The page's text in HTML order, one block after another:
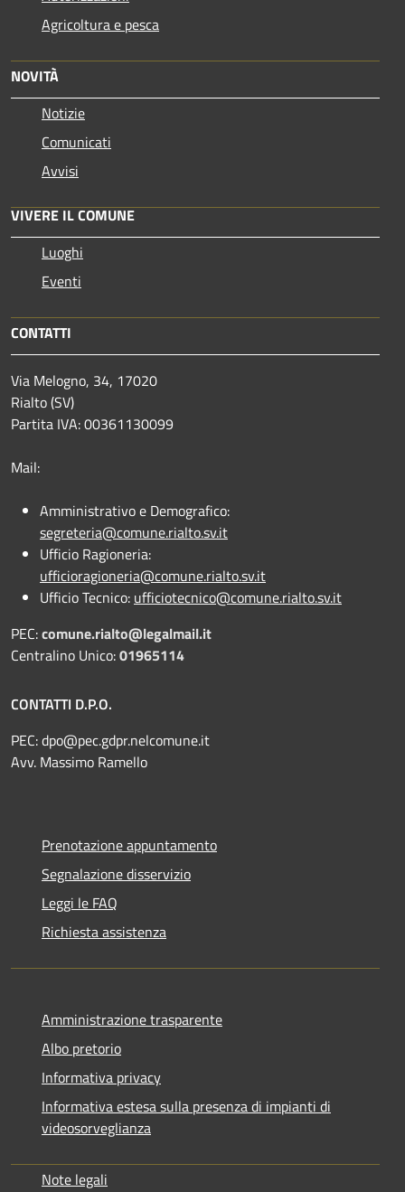
Agricoltura e pesca
NOVITÀ
Notizie
Comunicati
Avvisi
VIVERE IL COMUNE
Luoghi
Eventi
CONTATTI
Via Melogno, 34, 17020
Rialto (SV)
Partita IVA: 00361130099
Mail:
Amministrativo e Demografico:
segreteria@comune.rialto.sv.it
Ufficio Ragioneria:
ufficioragioneria@comune.rialto.sv.it
Ufficio Tecnico: ufficiotecnico@comune.rialto.sv.it
PEC:comune.rialto@legalmail.it
Centralino Unico:01965114
CONTATTI D.P.O.
PEC:dpo@pec.gdpr.nelcomune.it
Avv. Massimo Ramello
Prenotazione appuntamento
Segnalazione disservizio
Leggi le FAQ
Richiesta assistenza
Amministrazione trasparente
Albo pretorio
Informativa privacy
Informativa estesa sulla presenza di impianti di
videosorveglianza
Note legali